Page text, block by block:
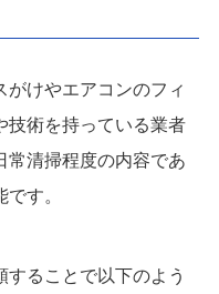
がけやエアコンのフィ
技術を持っている業者
常清掃程度の内容であ
す。
することで以下のよう